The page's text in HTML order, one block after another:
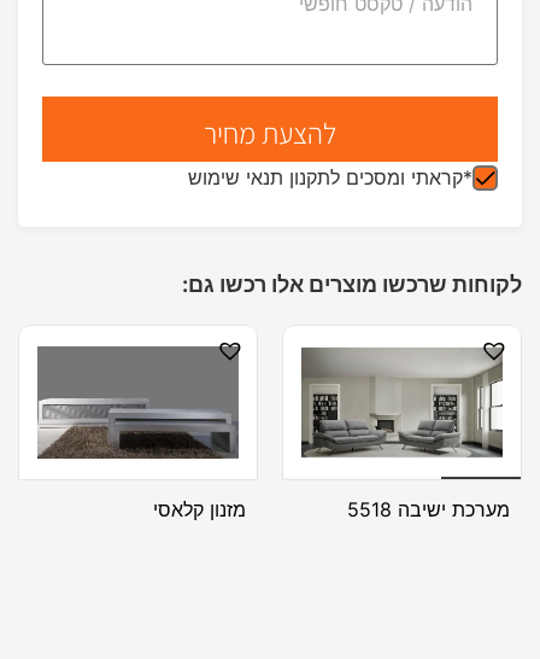
*קראתי ומסכים לתקנון תנאי שימוש
לקוחות שרכשו מוצרים אלו רכשו גם:
מערכת ישיבה 5518 מזנון קלאסי